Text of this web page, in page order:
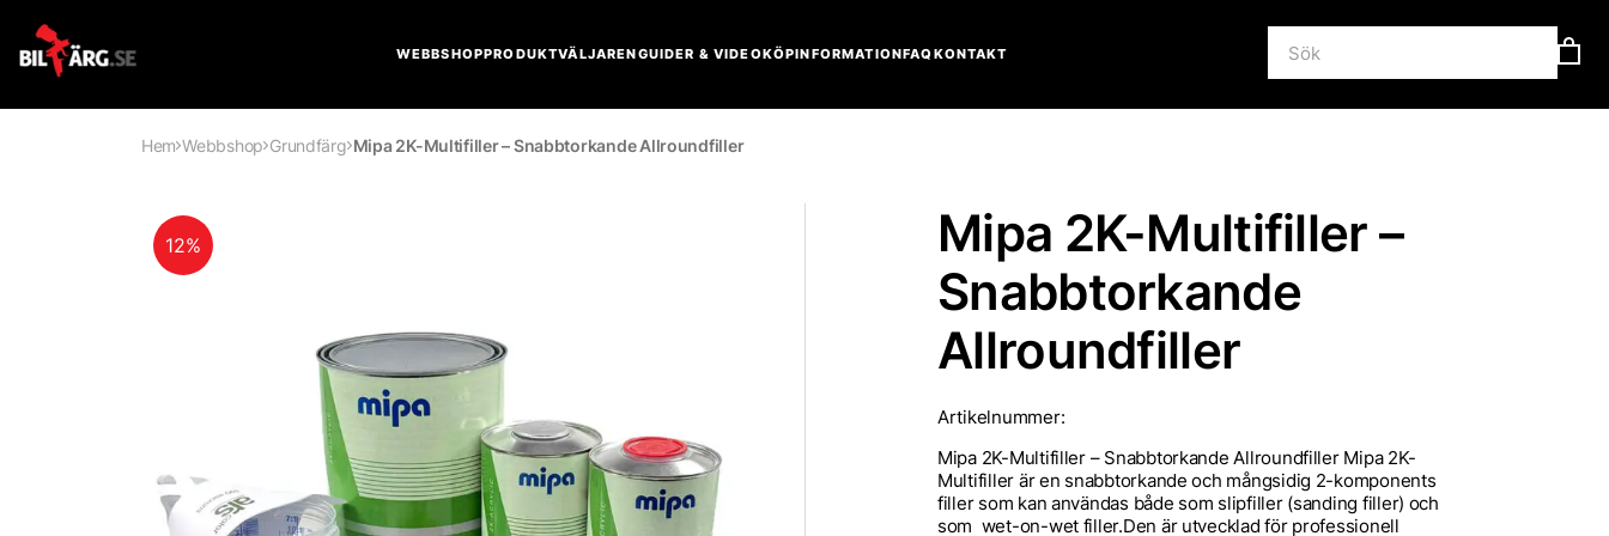
WEBBSHOPPRODUKTVÄLJARENGUIDER & VIDEOKÖPINFORMATIONFAQKONTAKT
Hem Webbshop Grundfärg Mipa 2K-Multifiller – Snabbtorkande Allroundfiller
12%
Mipa 2K-Multifiller –
Snabbtorkande
Allroundfiller
Artikelnummer:
Mipa 2K-Multifiller – Snabbtorkande Allroundfiller Mipa 2K-
Multifiller är en snabbtorkande och mångsidig 2-komponents
filler som kan användas både som slipfiller (sanding filler) och
som wet-on-wet filler.Den är utvecklad för professionell